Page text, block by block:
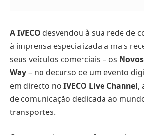
A IVECO desvendou à sua rede de
à imprensa especializada a mais
seus veículos comerciais – os
Way– no decurso de um evento
em directo no IVECO Live Channel,
de comunicação dedicada ao
transportes.